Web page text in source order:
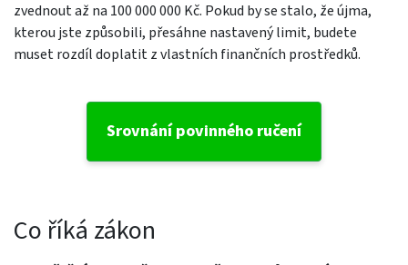
zvednout až na 100 000 000 Kč. Pokud by se stalo, že újma,
kterou jste způsobili, přesáhne nastavený limit, budete
muset rozdíl doplatit z vlastních finančních prostředků.
Srovnání povinného ručení
Co říká zákon